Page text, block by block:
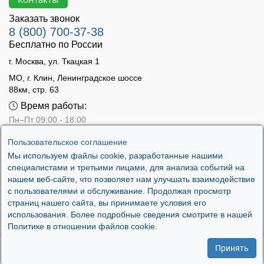
Пользовательское соглашение
Мы используем файлы cookie, разработанные нашими
специалистами и третьими лицами, для анализа событий на
нашем веб-сайте, что позволяет нам улучшать взаимодействие
с пользователями и обслуживание. Продолжая просмотр
страниц нашего сайта, вы принимаете условия его
использования. Более подробные сведения смотрите в нашей
Политике в отношении файлов cookie.
Принять
массогабаритным характеристикам, исполнению
боковых защитных уплотнителей и другим
от детских игрушек и бытовых приборов до отраслей
высокоточного машиностроения, авиакосмического
применения.
Заказать звонок
8 (800) 700-37-38
Бесплатно по России
г. Москва, ул. Ткацкая 1
МО, г. Клин, Ленинградское шоссе
88км, стр. 63
Время работы:
Пн–Пт 09:00 - 18:00
Вс - выходной